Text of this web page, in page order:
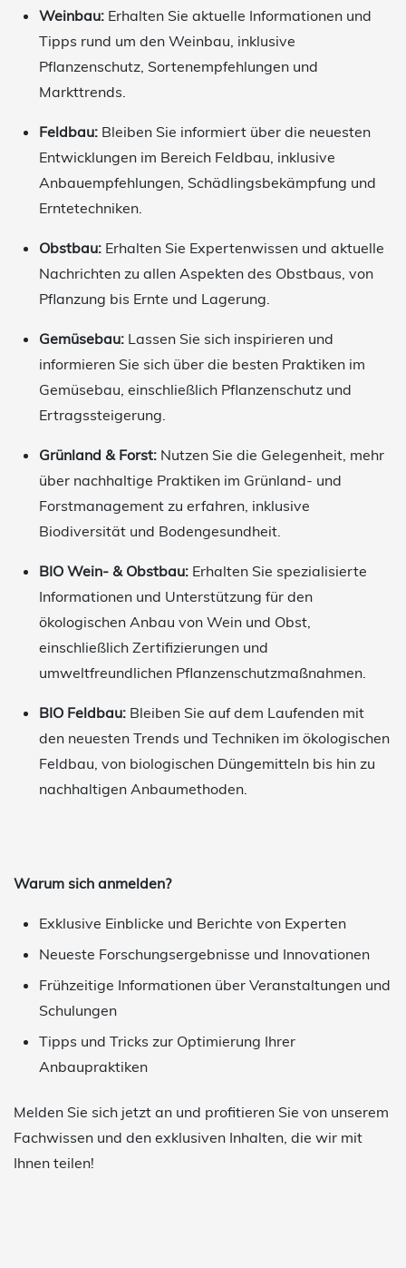
Weinbau: Erhalten Sie aktuelle Informationen und
Tipps rund um den Weinbau, inklusive
Pflanzenschutz, Sortenempfehlungen und
Markttrends.
Feldbau: Bleiben Sie informiert über die neuesten
Entwicklungen im Bereich Feldbau, inklusive
Anbauempfehlungen, Schädlingsbekämpfung und
Erntetechniken.
Obstbau: Erhalten Sie Expertenwissen und aktuelle
Nachrichten zu allen Aspekten des Obstbaus, von
Pflanzung bis Ernte und Lagerung.
Gemüsebau: Lassen Sie sich inspirieren und
informieren Sie sich über die besten Praktiken im
Gemüsebau, einschließlich Pflanzenschutz und
Ertragssteigerung.
Grünland & Forst: Nutzen Sie die Gelegenheit, mehr
über nachhaltige Praktiken im Grünland- und
Forstmanagement zu erfahren, inklusive
Biodiversität und Bodengesundheit.
BIO Wein- & Obstbau: Erhalten Sie spezialisierte
Informationen und Unterstützung für den
ökologischen Anbau von Wein und Obst,
einschließlich Zertifizierungen und
umweltfreundlichen Pflanzenschutzmaßnahmen.
BIO Feldbau: Bleiben Sie auf dem Laufenden mit
den neuesten Trends und Techniken im ökologischen
Feldbau, von biologischen Düngemitteln bis hin zu
nachhaltigen Anbaumethoden.
Warum sich anmelden?
Exklusive Einblicke und Berichte von Experten
Neueste Forschungsergebnisse und Innovationen
Frühzeitige Informationen über Veranstaltungen und
Schulungen
Tipps und Tricks zur Optimierung Ihrer
Anbaupraktiken
Melden Sie sich jetzt an und profitieren Sie von unserem
Fachwissen und den exklusiven Inhalten, die wir mit
Ihnen teilen!